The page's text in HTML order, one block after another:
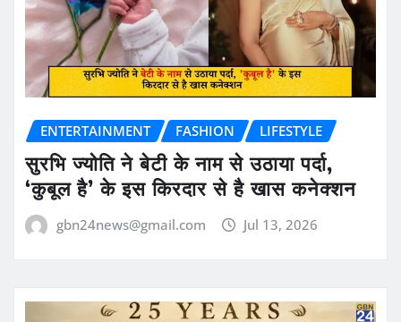
ENTERTAINMENT FASHION LIFESTYLE
सुरभि ज्योति ने बेटी के नाम से उठाया पर्दा,
‘कुबूल है’ के इस किरदार से है खास कनेक्शन
gbn24news@gmail.com Jul 13, 2026